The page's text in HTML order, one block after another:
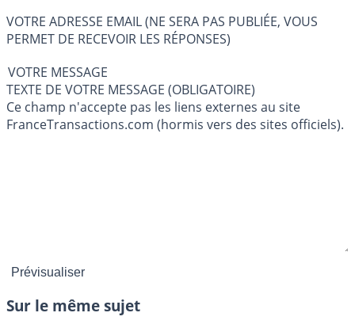
VOTRE ADRESSE EMAIL (NE SERA PAS PUBLIÉE, VOUS
PERMET DE RECEVOIR LES RÉPONSES)
VOTRE MESSAGE
TEXTE DE VOTRE MESSAGE (OBLIGATOIRE)
Ce champ n'accepte pas les liens externes au site
FranceTransactions.com (hormis vers des sites officiels).